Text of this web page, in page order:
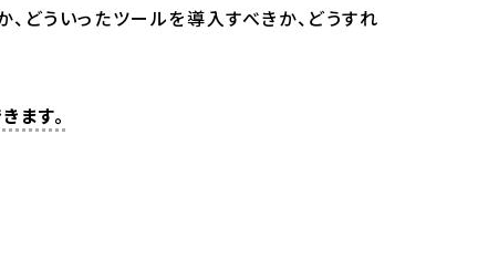
どういったツールを導入すべきか、どうすれ
ます。